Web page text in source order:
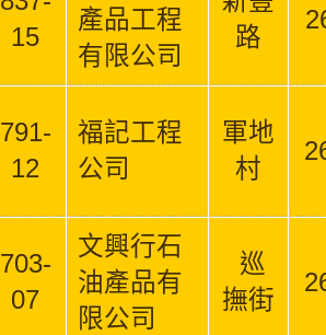
15
產品工程
有限公司
路
791-
12
福記工程
公司
軍地
村
703-
07
文興行石
油產品有
限公司
巡
撫街